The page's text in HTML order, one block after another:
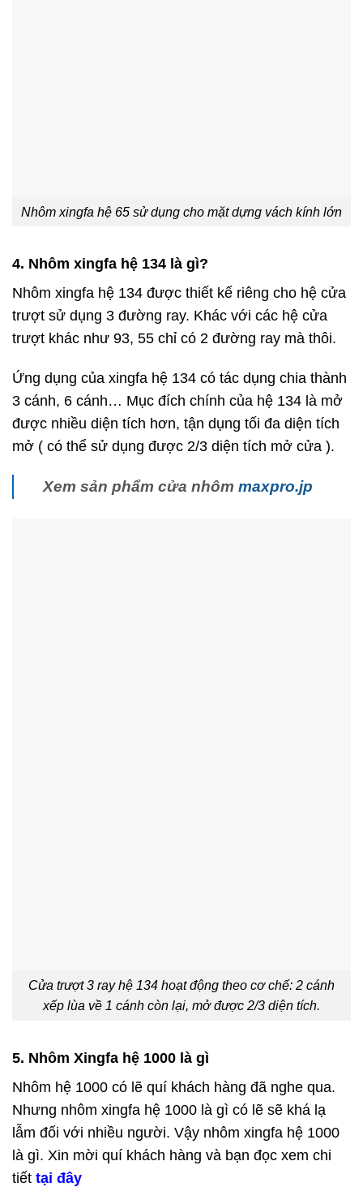
Nhôm xingfa hệ 65 sử dụng cho mặt dựng vách kính lớn
4. Nhôm xingfa hệ 134 là gì?
Nhôm xingfa hệ 134 được thiết kế riêng cho hệ cửa
trượt sử dụng 3 đường ray. Khác với các hệ cửa
trượt khác như 93, 55 chỉ có 2 đường ray mà thôi.
Ứng dụng của xingfa hệ 134 có tác dụng chia thành
3 cánh, 6 cánh… Mục đích chính của hệ 134 là mở
được nhiều diện tích hơn, tận dụng tối đa diện tích
mở ( có thể sử dụng được 2/3 diện tích mở cửa ).
Xem sản phẩm cửa nhôm maxpro.jp
Cửa trượt 3 ray hệ 134 hoạt động theo cơ chế: 2 cánh
xếp lùa về 1 cánh còn lại, mở được 2/3 diện tích.
5. Nhôm Xingfa hệ 1000 là gì
Nhôm hệ 1000 có lẽ quí khách hàng đã nghe qua.
Nhưng nhôm xingfa hệ 1000 là gì có lẽ sẽ khá lạ
lẫm đối với nhiều người. Vậy nhôm xingfa hệ 1000
là gì. Xin mời quí khách hàng và bạn đọc xem chi
tiết tại đây